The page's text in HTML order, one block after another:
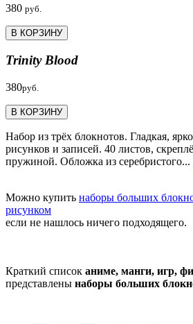
380 руб.
В КОРЗИНУ
Trinity Blood
380руб.
В КОРЗИНУ
Набор из трёх блокнотов. Гладкая,
рисунков и записей. 40 листов,
пружиной. Обложка из серебристого...
Можно купить наборы больших
рисунком
если не нашлось ничего подходящего.
Краткий список аниме, манги, игр,
представлены наборы больших